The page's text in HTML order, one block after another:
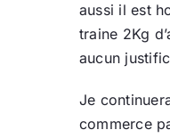
aussi il est
traine 2Kg
aucun
Je
commerce